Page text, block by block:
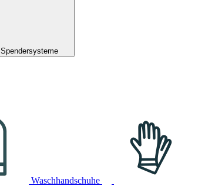
Spendersysteme
Waschhandschuhe